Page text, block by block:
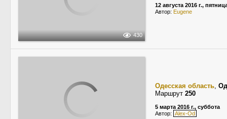
430
12 августа 2016 г.,
Автор: Eugene
Одесская область,
Маршрут 250
5 марта 2016 г., суббота
Автор: Alex-Od